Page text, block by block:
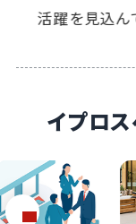
り自社製品の
イプロ